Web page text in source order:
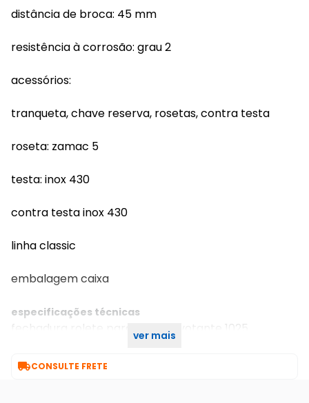
distância de broca: 45 mm
resistência à corrosão: grau 2
acessórios:
tranqueta, chave reserva, rosetas, contra testa
roseta: zamac 5
testa: inox 430
contra testa inox 430
linha classic
embalagem caixa
especificações técnicas
fechadura rolete para porta pivotante 1025
ver mais
CONSULTE FRETE